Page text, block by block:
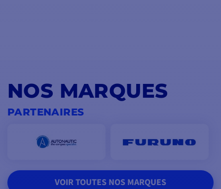
NOS MARQUES
PARTENAIRES
VOIR TOUTES NOS MARQUES